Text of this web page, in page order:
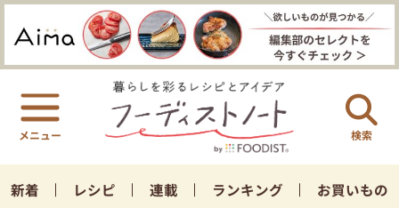
検索
新着 レシピ 連載 ランキング お買いもの